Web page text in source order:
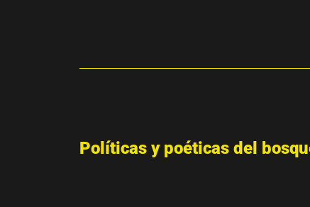
Políticas y poéticas del